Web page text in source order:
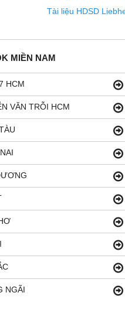
Tài liệu HDSD
MIỀN NAM
HCM
VĂN TRỖI HCM
NGÃI